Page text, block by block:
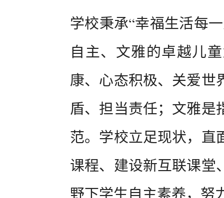
学校秉承“幸福生活每
自主、文雅的卓越儿
康、心态积极、关爱世
盾、担当责任；文雅是
范。学校立足现状，直
课程、建设新互联课堂
野下学生自主素养，努